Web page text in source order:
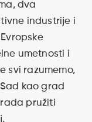
dva
industrije i
umetnosti i
svi razumemo,
kao grad
pružiti